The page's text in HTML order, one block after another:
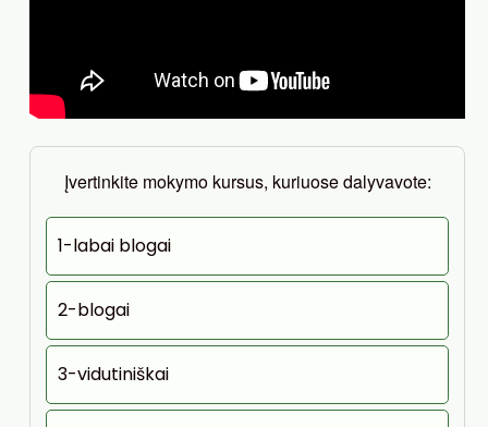
Įvertinkite mokymo kursus, kuriuose dalyvavote:
1-labai blogai
2-blogai
3-vidutiniškai